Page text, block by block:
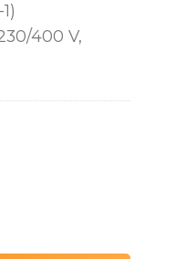
400 V,